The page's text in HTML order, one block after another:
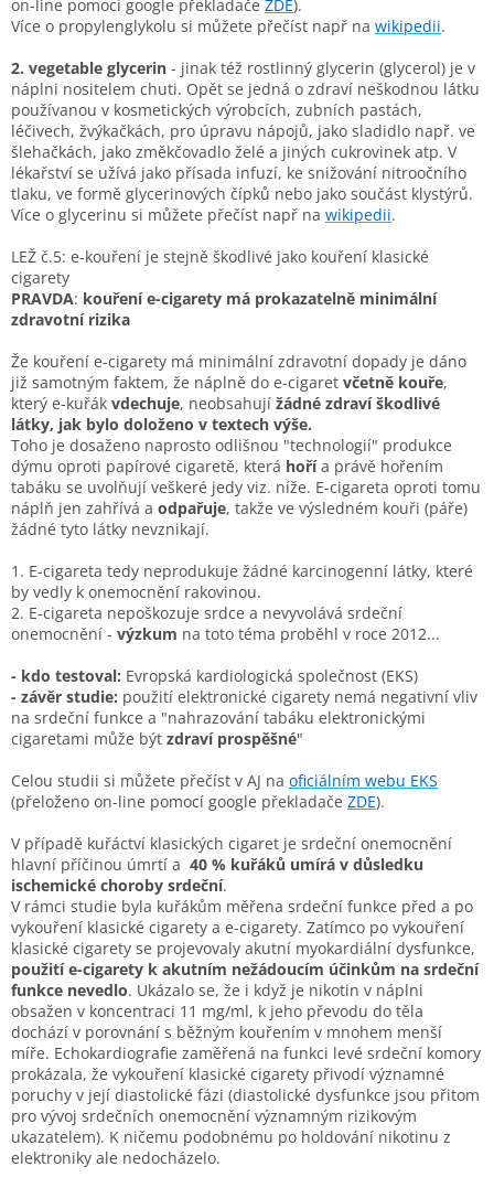
on-line pomocí google překladače ZDE).
Více o propylenglykolu si můžete přečíst např na wikipedii.
2. vegetable glycerin - jinak též rostlinný glycerin (glycerol) je v
náplni nositelem chuti. Opět se jedná o zdraví neškodnou látku
používanou v kosmetických výrobcích, zubních pastách,
léčivech, žvýkačkách, pro úpravu nápojů, jako sladidlo např. ve
šlehačkách, jako změkčovadlo želé a jiných cukrovinek atp. V
lékařství se užívá jako přísada infuzí, ke snižování nitroočního
tlaku, ve formě glycerinových čípků nebo jako součást klystýrů.
Více o glycerinu si můžete přečíst např na wikipedii.
LEŽ č.5: e-kouření je stejně škodlivé jako kouření klasické
cigarety
PRAVDA: kouření e-cigarety má prokazatelně minimální
zdravotní rizika
Že kouření e-cigarety má minimální zdravotní dopady je dáno
již samotným faktem, že náplně do e-cigaret včetně kouře,
který e-kuřák vdechuje, neobsahují žádné zdraví škodlivé
látky, jak bylo doloženo v textech výše.
Toho je dosaženo naprosto odlišnou "technologií" produkce
dýmu oproti papírové cigaretě, která hořía právě hořením
tabáku se uvolňují veškeré jedy viz. níže. E-cigareta oproti tomu
náplň jen zahřívá a odpařuje, takže ve výsledném kouři (páře)
žádné tyto látky nevznikají.
1. E-cigareta tedy neprodukuje žádné karcinogenní látky, které
by vedly k onemocnění rakovinou.
2. E-cigareta nepoškozuje srdce a nevyvolává srdeční
onemocnění - výzkum na toto téma proběhl v roce 2012...
- kdo testoval: Evropská kardiologická společnost (EKS)
- závěr studie: použití elektronické cigarety nemá negativní vliv
na srdeční funkce a "nahrazování tabáku elektronickými
cigaretami může být zdraví prospěšné"
Celou studii si můžete přečíst v AJ na oficiálním webu EKS
(přeloženo on-line pomocí google překladače ZDE).
V případě kuřáctví klasických cigaret je srdeční onemocnění
hlavní příčinou úmrtí a 40 % kuřáků umírá v důsledku
ischemické choroby srdeční.
V rámci studie byla kuřákům měřena srdeční funkce před a po
vykouření klasické cigarety a e-cigarety. Zatímco po vykouření
klasické cigarety se projevovaly akutní myokardiální dysfunkce,
použití e-cigarety k akutním nežádoucím účinkům na srdeční
funkce nevedlo. Ukázalo se, že i když je nikotin v náplni
obsažen v koncentraci 11 mg/ml, k jeho převodu do těla
dochází v porovnání s běžným kouřením v mnohem menší
míře. Echokardiografie zaměřená na funkci levé srdeční komory
prokázala, že vykouření klasické cigarety přivodí významné
poruchy v její diastolické fázi (diastolické dysfunkce jsou přitom
pro vývoj srdečních onemocnění významným rizikovým
ukazatelem). K ničemu podobnému po holdování nikotinu z
elektroniky ale nedocházelo.